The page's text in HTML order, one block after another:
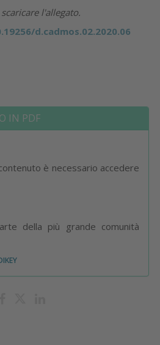
l'allegato.
d.cadmos.02.2020.06
IN PDF
è necessario accedere
della più grande comunità